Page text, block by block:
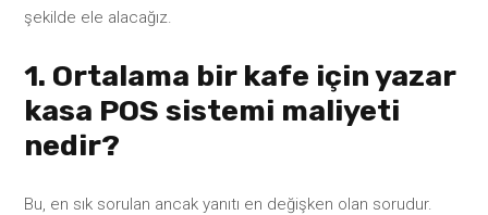
şekilde ele alacağız.
1. Ortalama bir kafe için yazar
kasa POS sistemi maliyeti
nedir?
Bu, en sık sorulan ancak yanıtı en değişken olan sorudur.